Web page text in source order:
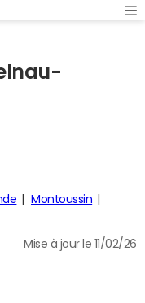
Montoussin
Mise à jour le 11/02/26